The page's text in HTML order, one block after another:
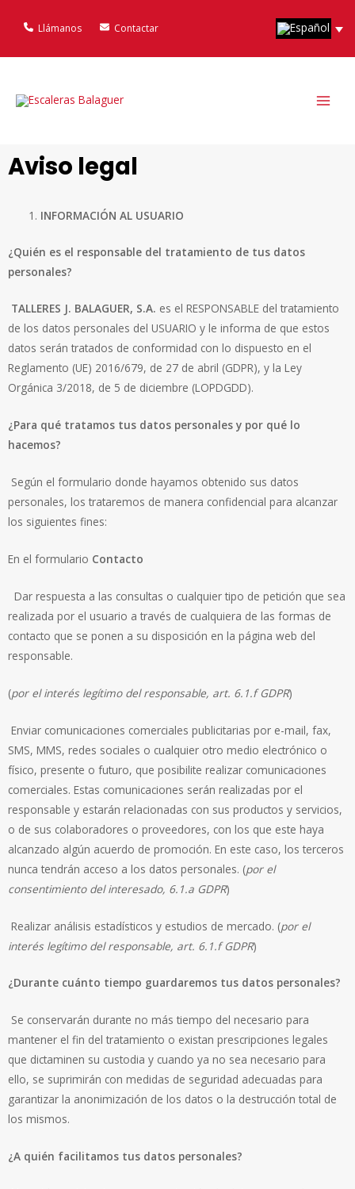
Llámanos Contactar
Aviso legal
INFORMACIÓN AL USUARIO
¿Quién es el responsable del tratamiento de tus datos
personales?
TALLERES J. BALAGUER, S.A. es el RESPONSABLE del tratamiento
de los datos personales del USUARIO y le informa de que estos
datos serán tratados de conformidad con lo dispuesto en el
Reglamento (UE) 2016/679, de 27 de abril (GDPR), y la Ley
Orgánica 3/2018, de 5 de diciembre (LOPDGDD).
¿Para qué tratamos tus datos personales y por qué lo
hacemos?
Según el formulario donde hayamos obtenido sus datos
personales, los trataremos de manera confidencial para alcanzar
los siguientes fines:
En el formulario Contacto
Dar respuesta a las consultas o cualquier tipo de petición que sea
realizada por el usuario a través de cualquiera de las formas de
contacto que se ponen a su disposición en la página web del
responsable.
(por el interés legítimo del responsable, art. 6.1.f GDPR)
Enviar comunicaciones comerciales publicitarias por e-mail, fax,
SMS, MMS, redes sociales o cualquier otro medio electrónico o
físico, presente o futuro, que posibilite realizar comunicaciones
comerciales. Estas comunicaciones serán realizadas por el
responsable y estarán relacionadas con sus productos y servicios,
o de sus colaboradores o proveedores, con los que este haya
alcanzado algún acuerdo de promoción. En este caso, los terceros
nunca tendrán acceso a los datos personales. (por el
consentimiento del interesado, 6.1.a GDPR)
Realizar análisis estadísticos y estudios de mercado. (por el
interés legítimo del responsable, art. 6.1.f GDPR)
¿Durante cuánto tiempo guardaremos tus datos personales?
Se conservarán durante no más tiempo del necesario para
mantener el fin del tratamiento o existan prescripciones legales
que dictaminen su custodia y cuando ya no sea necesario para
ello, se suprimirán con medidas de seguridad adecuadas para
garantizar la anonimización de los datos o la destrucción total de
los mismos.
¿A quién facilitamos tus datos personales?